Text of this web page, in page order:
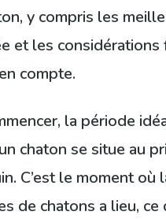
y compris les
et les considérations
compte.
la période
chaton se situe au
C’est le moment où
de chatons a lieu,